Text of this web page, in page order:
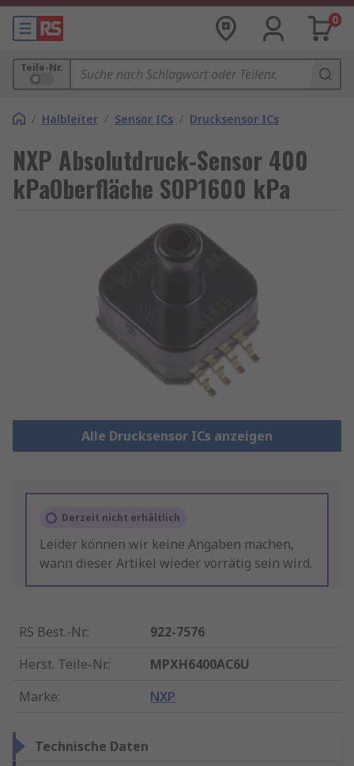
0
Teile-Nr.
/ Halbleiter / Sensor ICs / Drucksensor ICs
NXP Absolutdruck-Sensor 400
kPaOberfläche SOP1600 kPa
Alle Drucksensor ICs anzeigen
Derzeit nicht erhältlich
Leider können wir keine Angaben machen,
wann dieser Artikel wieder vorrätig sein wird.
RS Best.-Nr.:
922-7576
Herst. Teile-Nr.:
MPXH6400AC6U
Marke: NXP
Technische Daten